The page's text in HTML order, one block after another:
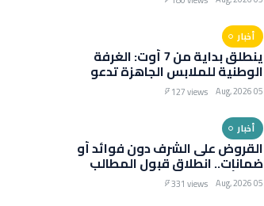
أخبار
ينطلق بداية من 7 أوت: الغرفة
الوطنية للملابس الجاهزة تدعو
التجار للانخراط في موسم
التخفيضات الصيفية
05 Aug, 2026
127 views
أخبار
القروض على الشرف دون فوائد أو
ضمانات.. انطلاق قبول المطالب
خلال أسبوعين أو ثلاثة وتحذيرات
من رسوم خفيّة
05 Aug, 2026
331 views